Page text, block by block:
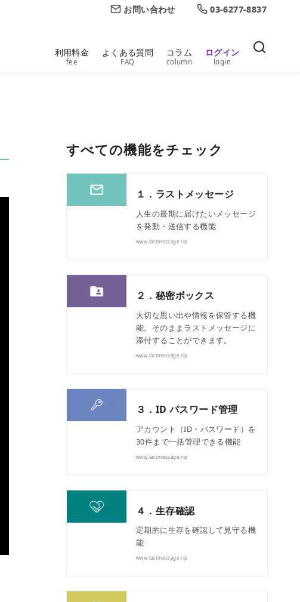
お問い合わせ 03-6277-8837
利用料金
fee
よくある質問
FAQ
コラム
column
ログイン
login
すべての機能をチェック
１．ラストメッセージ
人生の最期に届けたいメッセージ
を発動・送信する機能
www.lastmessage.rip
２．秘密ボックス
大切な思い出や情報を保管する機
能。そのままラストメッセージに
添付することができます。
www.lastmessage.rip
３．ID パスワード管理
アカウント（ID・パスワード）を
30件まで一括管理できる機能
www.lastmessage.rip
４．生存確認
定期的に生存を確認して見守る機
能
www.lastmessage.rip